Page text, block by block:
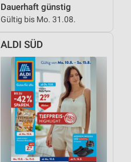
Dauerhaft günstig
Gültig bis Mo. 31.08.
ALDI SÜD